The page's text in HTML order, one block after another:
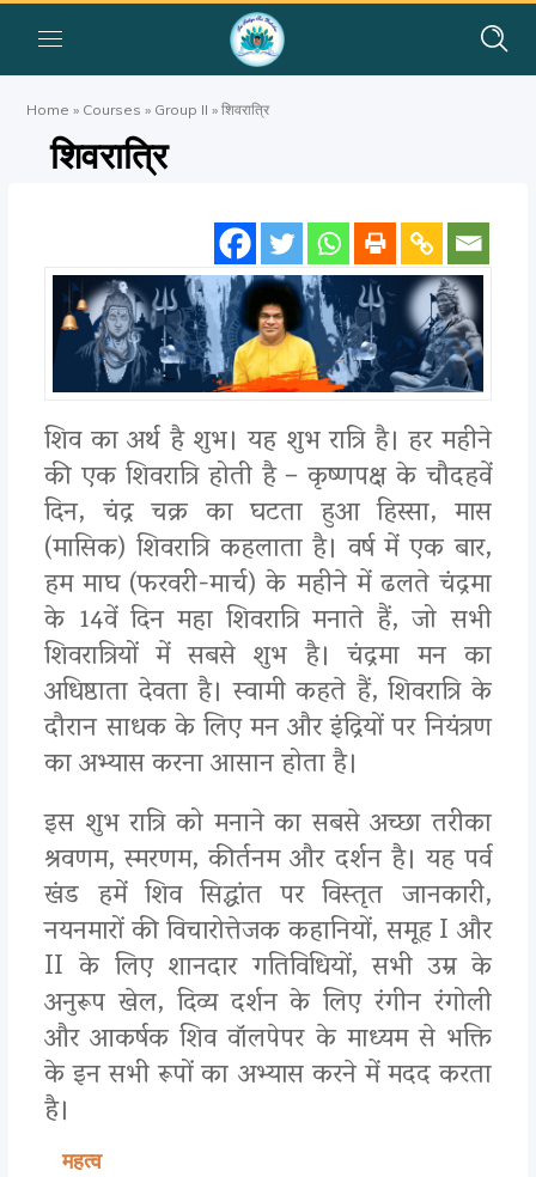
Home » Courses » Group II »शिवरात्रि
शिवरात्रि
शिव का अर्थ है शुभ। यह शुभ रात्रि है। हर महीने
की एक शिवरात्रि होती है – कृष्णपक्ष के चौदहवें
दिन, चंद्र चक्र का घटता हुआ हिस्सा, मास
(मासिक) शिवरात्रि कहलाता है। वर्ष में एक बार,
हम माघ (फरवरी-मार्च) के महीने में ढलते चंद्रमा
के 14वें दिन महा शिवरात्रि मनाते हैं, जो सभी
शिवरात्रियों में सबसे शुभ है। चंद्रमा मन का
अधिष्ठाता देवता है। स्वामी कहते हैं, शिवरात्रि के
दौरान साधक के लिए मन और इंद्रियों पर नियंत्रण
का अभ्यास करना आसान होता है।
इस शुभ रात्रि को मनाने का सबसे अच्छा तरीका
श्रवणम, स्मरणम, कीर्तनम और दर्शन है। यह पर्व
खंड हमें शिव सिद्धांत पर विस्तृत जानकारी,
नयनमारों की विचारोत्तेजक कहानियों, समूह I और
II के लिए शानदार गतिविधियों, सभी उम्र के
अनुरूप खेल, दिव्य दर्शन के लिए रंगीन रंगोली
और आकर्षक शिव वॉलपेपर के माध्यम से भक्ति
के इन सभी रूपों का अभ्यास करने में मदद करता
है।
महत्व